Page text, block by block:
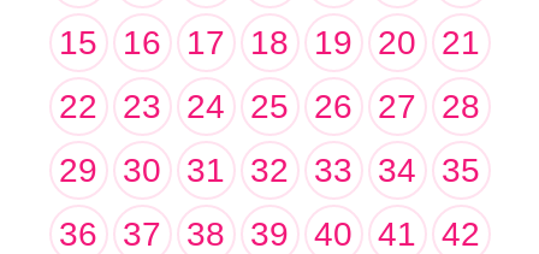
15
16 17 18 19 20
21
22
23 24 25 26 27
28
29
30 31 32 33 34
35
36
37 38 39 40 41
42